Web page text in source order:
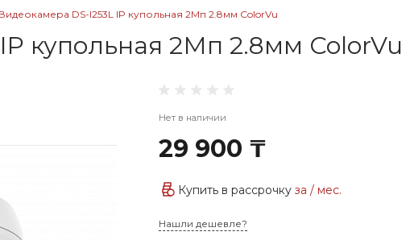
Видеокамера DS-I253L IP купольная 2Мп 2.8мм ColorVu
купольная 2Мп 2.8мм ColorVu
Нет в наличии
29 900 ₸
Купить в рассрочкуза/ мес.
Нашли дешевле?